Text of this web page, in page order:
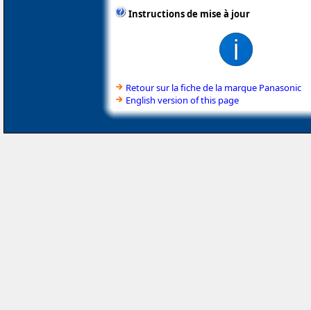
Instructions de mise à jour
Retour sur la fiche de la marque Panasonic
English version of this page